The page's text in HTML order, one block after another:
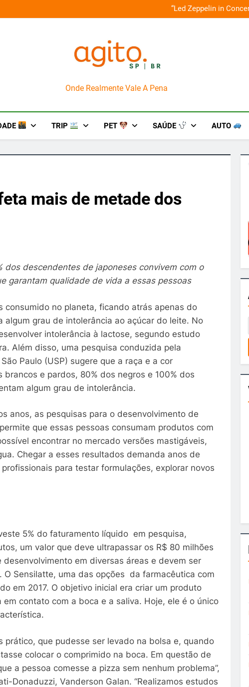
“Led Zeppelin in
AgitoSP
Onde Realmente Vale A Pena
TRIP PET SAÚDE AUTO
mais de metade dos
dos descendentes de japoneses convivem com o
garantam qualidade de vida a essas pessoas
consumido no planeta, ficando atrás apenas do
grau de intolerância ao açúcar do leite. No
intolerância à lactose, segundo estudo
Além disso, uma pesquisa conduzida pela
Paulo (USP) sugere que a raça e a cor
e pardos, 80% dos negros e 100% dos
algum grau de intolerância.
anos, as pesquisas para o desenvolvimento de
que essas pessoas consumam produtos com
encontrar no mercado versões mastigáveis,
Chegar a esses resultados demanda anos de
para testar formulações, explorar novos
5% do faturamento líquido em pesquisa,
um valor que deve ultrapassar os R$ 80 milhões
em diversas áreas e devem ser
O Sensilatte, uma das opções da farmacêutica com
em 2017. O objetivo inicial era criar um produto
contato com a boca e a saliva. Hoje, ele é o único
prático, que pudesse ser levado na bolsa e, quando
colocar o comprimido na boca. Em questão de
a pessoa comesse a pizza sem nenhum problema”,
Donaduzzi, Vanderson Galan. “Realizamos estudos